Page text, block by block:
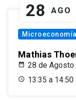
28 AGO
Mathias
28 de Agosto
13:35 a 14:50